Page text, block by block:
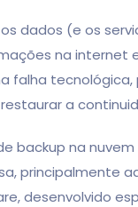
dados (e os
na internet
falha
a
backup na
principalmente
desenvolvido